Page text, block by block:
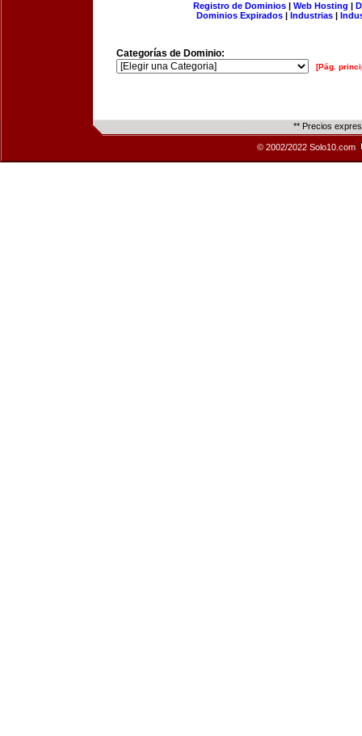
Registro de Dominios| Web Hosting |
Dominios Expirados | Industrias |
Categorías de Dominio:
[Pág.
** Precios
© 2002/2022 Solo10.com